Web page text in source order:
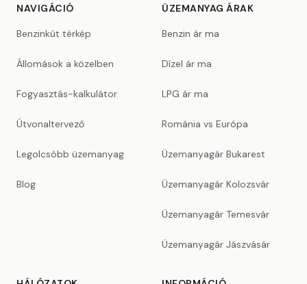
NAVIGÁCIÓ
Benzinkút térkép
Állomások a közelben
Fogyasztás-kalkulátor
Útvonaltervező
Legolcsóbb üzemanyag
Blog
ÜZEMANYAG ÁRAK
Benzin ár ma
Dízel ár ma
LPG ár ma
Románia vs Európa
Üzemanyagár Bukarest
Üzemanyagár Kolozsvár
Üzemanyagár Temesvár
Üzemanyagár Jászvásár